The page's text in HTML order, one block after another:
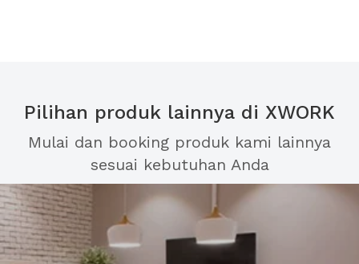
Pilihan produk lainnya di XWORK
Mulai dan booking produk kami lainnya
sesuai kebutuhan Anda